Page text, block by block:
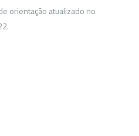
orientação atualizado no